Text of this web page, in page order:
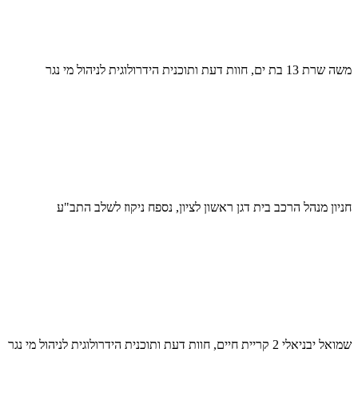
משה שרת 13 בת ים, חוות דעת ותוכנית הידרולוגית לניהול מי נגר
חניון מנהל הרכב בית דגן ראשון לציון, נספח ניקוז לשלב התב"ע
שמואל יבניאלי 2 קריית חיים, חוות דעת ותוכנית הידרולוגית לניהול מי נגר